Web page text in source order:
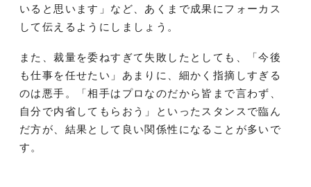
いると思います」など、あくまで成果にフォーカス
して伝えるようにしましょう。
また、裁量を委ねすぎて失敗したとしても、「今後
も仕事を任せたい」あまりに、細かく指摘しすぎる
のは悪手。「相手はプロなのだから皆まで言わず、
自分で内省してもらおう」といったスタンスで臨ん
だ方が、結果として良い関係性になることが多いで
す。